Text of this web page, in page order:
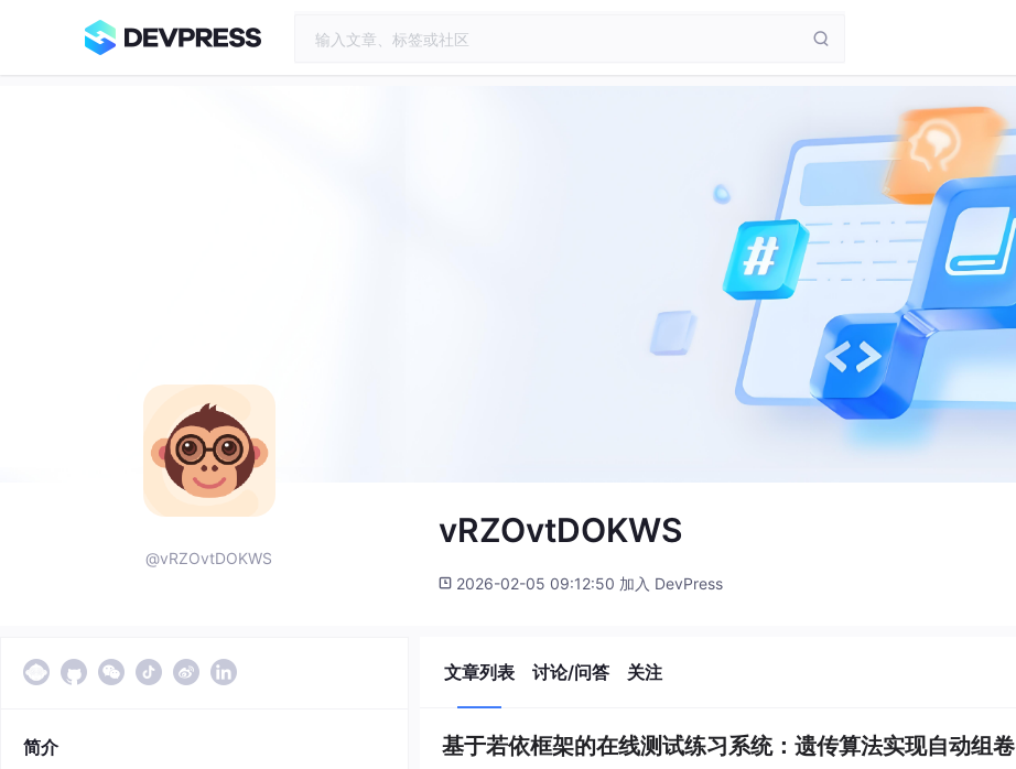
@vRZOvtDOKWS
vRZOvtDOKWS
2026-02-05 09:12:50 加入 DevPress
简介
文章列表 讨论/问答 关注
基于若依框架的在线测试练习系统：遗传算法实现自动组卷